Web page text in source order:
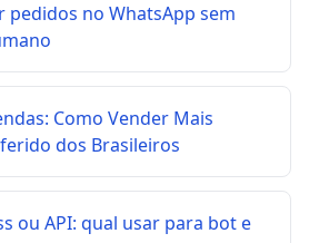
pedidos no WhatsApp sem
Como Vender Mais
dos Brasileiros
ou API: qual usar para bot e